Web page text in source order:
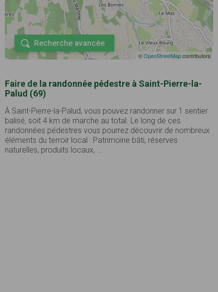
©OpenStreetMapcontributors
Recherche avancée
Faire de la randonnée pédestre à Saint-Pierre-la-
Palud (69)
À Saint-Pierre-la-Palud, vous pouvez randonner sur 1 sentier
balisé, soit 4 km de marche au total. Le long de ces
randonnées pédestres vous pourrez découvrir de nombreux
éléments du terroir local : Patrimoine bâti, réserves
naturelles, produits locaux, ...